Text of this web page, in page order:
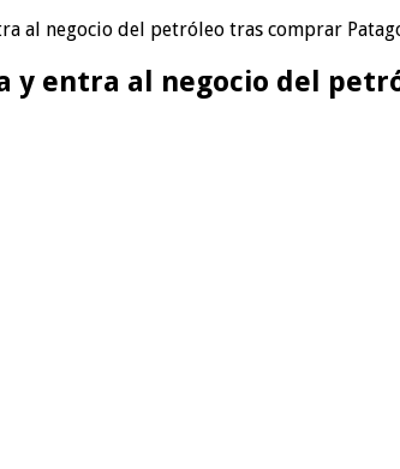
al negocio del petróleo tras comprar
y entra al negocio del